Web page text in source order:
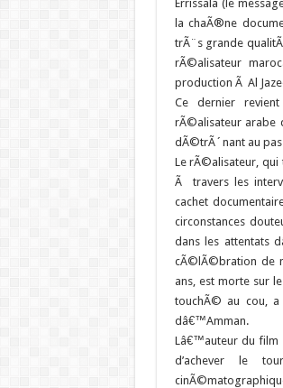
Errissala (le
la chaÃ®ne
trÃ¨s grande
rÃ©alisateur
production Ã Al
Ce dernier
rÃ©alisateur arabe
dÃ©trÃ´nant au
Le rÃ©alisateur, qui
Ã travers les
cachet
circonstances
dans les attentats
cÃ©lÃ©bration de
ans, est morte sur
touchÃ© au cou,
dâ€™Amman.
Lâ€™auteur du
d’achever le